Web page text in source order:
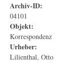
Archiv-ID:
04101
Objekt:
Korrespondenz
Urheber:
Lilienthal, Otto